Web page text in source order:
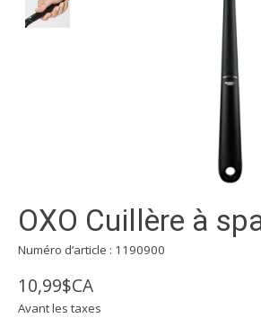
OXO Cuillère à
Numéro d’article : 1190900
10,99$CA
Avant les taxes